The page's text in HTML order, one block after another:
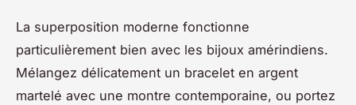
La superposition moderne fonctionne
particulièrement bien avec les bijoux amérindiens.
Mélangez délicatement un bracelet en argent
martelé avec une montre contemporaine, ou portez